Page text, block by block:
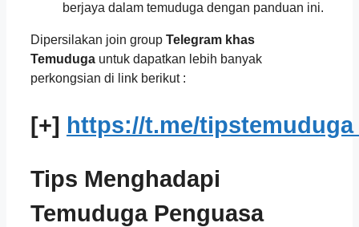
berjaya dalam temuduga dengan panduan ini.
Dipersilakan join group Telegram khas
Temuduga untuk dapatkan lebih banyak
perkongsian di link berikut :
[+] https://t.me/
Tips Menghadapi
Temuduga Penguasa